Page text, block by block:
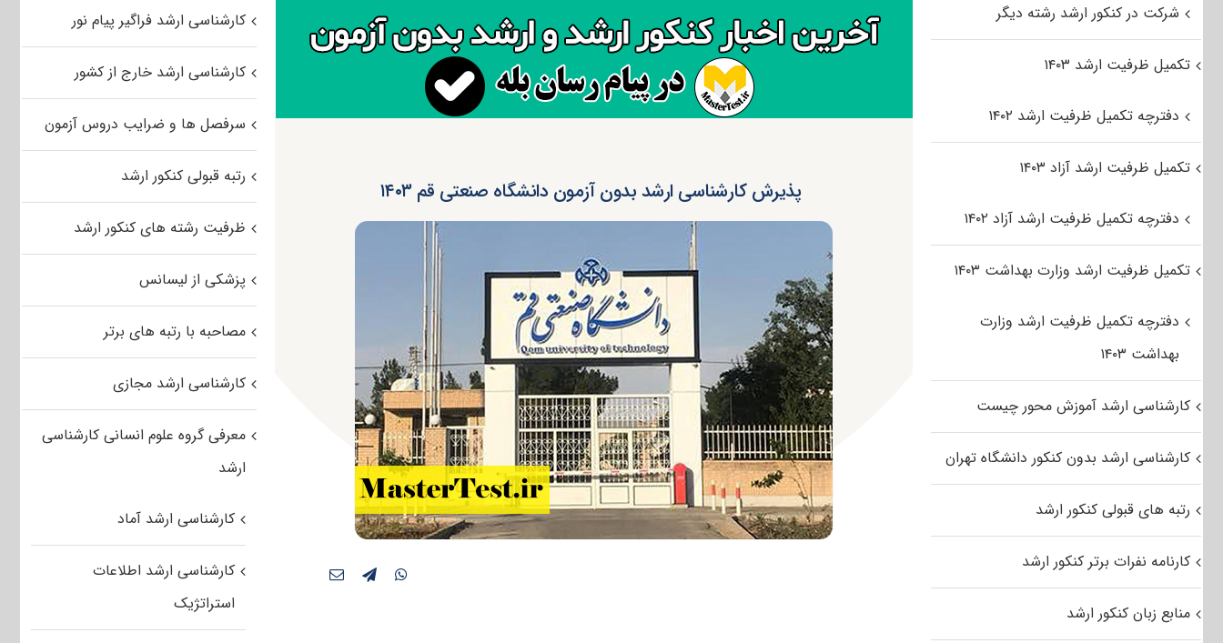
پذیرش کارشناسی ارشد بدون آزمون دانشگاه صنعتی قم ۱۴۰۳
کارشناسی ارشد فراگیر پیام نور
کارشناسی ارشد خارج از کشور
سرفصل ها و ضرایب دروس آزمون
رتبه قبولی کنکور ارشد
ظرفیت رشته های کنکور ارشد
پزشکی از لیسانس
مصاحبه با رتبه های برتر
کارشناسی ارشد مجازی
معرفی گروه علوم انسانی کارشناسی
ارشد
کارشناسی ارشد آماد
کارشناسی ارشد اطلاعات
استراتژیک
شرکت در کنکور ارشد رشته دیگر
تکمیل ظرفیت ارشد ۱۴۰۳
دفترچه تکمیل ظرفیت ارشد ۱۴۰۲
تکمیل ظرفیت ارشد آزاد ۱۴۰۳
دفترچه تکمیل ظرفیت ارشد آزاد ۱۴۰۲
تکمیل ظرفیت ارشد وزارت بهداشت ۱۴۰۳
دفترچه تکمیل ظرفیت ارشد وزارت
بهداشت ۱۴۰۳
کارشناسی ارشد آموزش محور چیست
کارشناسی ارشد بدون کنکور دانشگاه تهران
رتبه های قبولی کنکور ارشد
کارنامه نفرات برتر کنکور ارشد
منابع زبان کنکور ارشد